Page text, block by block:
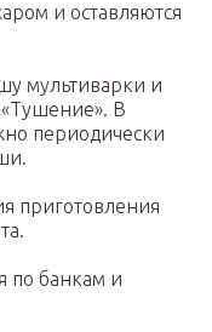
и оставляются
мультиварки и
«Тушение». В
периодически
приготовления
по банкам и